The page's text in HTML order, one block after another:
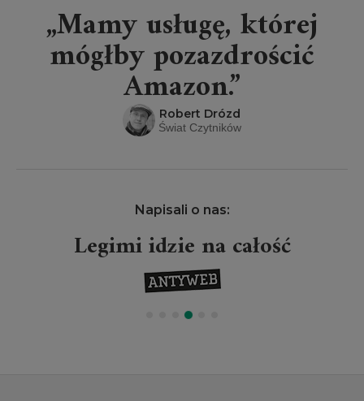
„Mamy usługę, której
mógłby pozazdrościć
Amazon.”
Robert Drózd
Świat Czytników
Napisali o nas:
Legimi idzie na całość